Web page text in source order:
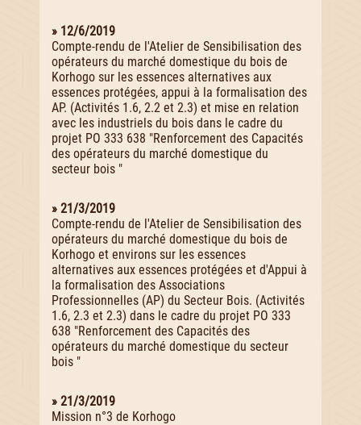
» 12/6/2019
Compte-rendu de l'Atelier de Sensibilisation des
opérateurs du marché domestique du bois de
Korhogo sur les essences alternatives aux
essences protégées, appui à la formalisation des
AP. (Activités 1.6, 2.2 et 2.3) et mise en relation
avec les industriels du bois dans le cadre du
projet PO 333 638 "Renforcement des Capacités
des opérateurs du marché domestique du
secteur bois "
» 21/3/2019
Compte-rendu de l'Atelier de Sensibilisation des
opérateurs du marché domestique du bois de
Korhogo et environs sur les essences
alternatives aux essences protégées et d'Appui à
la formalisation des Associations
Professionnelles (AP) du Secteur Bois. (Activités
1.6, 2.3 et 2.3) dans le cadre du projet PO 333
638 "Renforcement des Capacités des
opérateurs du marché domestique du secteur
bois "
» 21/3/2019
Mission n°3 de Korhogo